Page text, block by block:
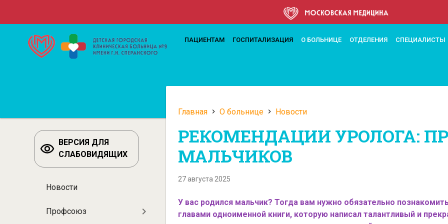
содержанию
Верхнее
ПАЦИЕНТАМ ГОСПИТАЛИЗАЦИЯ О БОЛЬНИЦЕ ОТДЕЛЕНИЯ СПЕЦИАЛИСТЫ
Строка
навигации
Главная О больнице Новости
РЕКОМЕНДАЦИИ УРОЛОГА:
МАЛЬЧИКОВ
27 августа 2025
У вас родился мальчик? Тогда вам нужно обязательно
главами одноименной книги, которую написал талантливый и
ВЕРСИЯ ДЛЯ
СЛАБОВИДЯЩИХ
Разделы:
Новости
Профсоюз